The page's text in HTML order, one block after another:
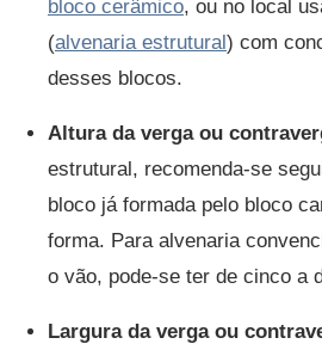
bloco cerâmico, ou no local
(alvenaria estrutural) com
desses blocos.
Altura da verga ou
estrutural, recomenda-se
bloco já formada pelo bloco
forma. Para alvenaria
o vão, pode-se ter de cinco a
Largura da verga ou